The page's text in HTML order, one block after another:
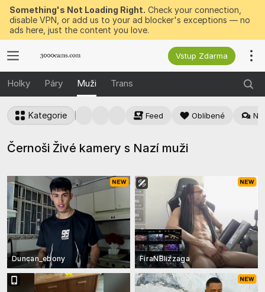
Something's Not Loading Right. Check your connection,
disable VPN, or add us to your ad blocker's exceptions — no
ads here, just the content you love.
Vstup Zdarma
Holky Páry Muži Trans
Kategorie Feed Oblíbené
Černoši Živé kamery s Nazí muži
Duncan_ebony FiraNBlizzaga